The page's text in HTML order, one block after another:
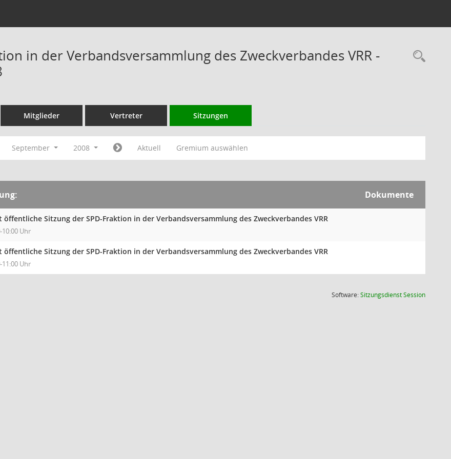
in der Verbandsversammlung des Zweckverbandes VRR -
Mitglieder Vertreter Sitzungen
September 2008 Aktuell Gremium auswählen
Dokumente
öffentliche Sitzung der SPD-Fraktion in der Verbandsversammlung des Zweckverbandes VRR
10:00 Uhr
öffentliche Sitzung der SPD-Fraktion in der Verbandsversammlung des Zweckverbandes VRR
11:00 Uhr
Software:SitzungsdienstSession(Wird in